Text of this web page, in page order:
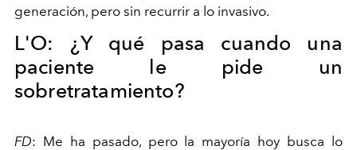
generación, pero sin recurrir a lo invasivo.
L'O: ¿Y qué pasa cuando una
paciente le pide un
sobretratamiento?
FD: Me ha pasado, pero la mayoría hoy busca lo